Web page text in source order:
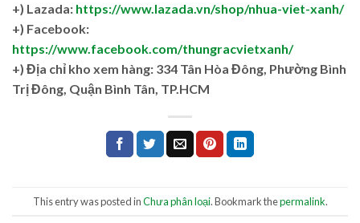
+) Lazada: https://www.lazada.vn/shop/nhua-viet-xanh/
+) Facebook:
https://www.facebook.com/thungracvietxanh/
+) Địa chỉ kho xem hàng: 334 Tân Hòa Đông, Phường Bình
Trị Đông, Quận Bình Tân, TP.HCM
This entry was posted inChưa phân loại. Bookmark thepermalink.